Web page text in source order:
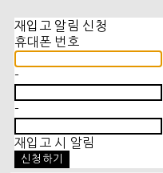
재입고 알림 신청
휴대폰 번호
-
-
재입고 시 알림
신청하기